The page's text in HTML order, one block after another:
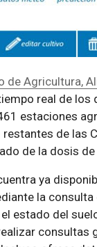
de Agricultura,
real de
estaciones
de las
de la dosis
ya
la
estado del
consultas